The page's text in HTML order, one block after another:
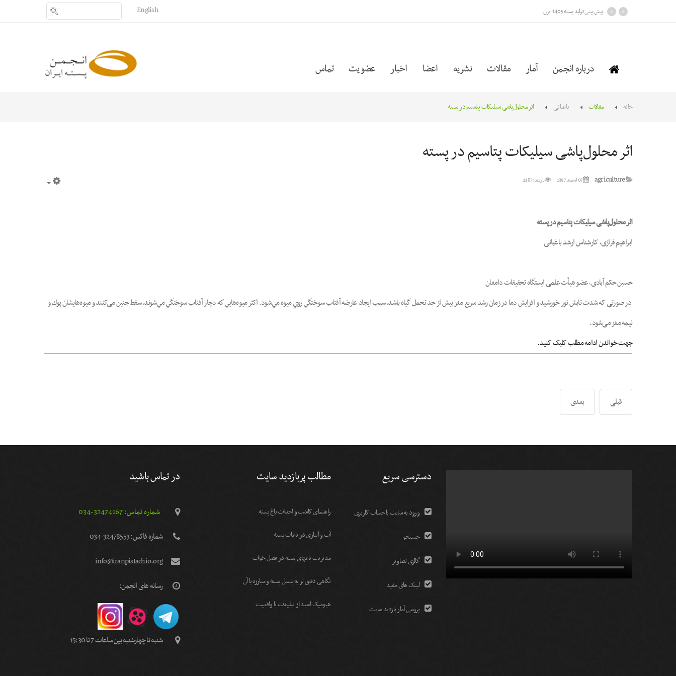
پیش بینی تولید پسته 1405 ایران ›
‹
English
درباره انجمن آمار مقالات نشریه اعضا اخبار عضویت تماس
خانه مقالات باغبانی اثر محلول‌پاشی سیلیکات پتاسیم در پسته
اثر محلول‌پاشی سیلیکات پتاسیم در پسته
agriculture 07 اسفند 1397 بازدید: 4187
اثر محلول‌پاشی سیلیکات پتاسیم در پسته
ابراهیم فرازی، کارشناس ارشد باغبانی
حسین حکم آبادی، عضو هیأت علمی ایستگاه تحقیقات دامغان
در صورتی که شدت تابش نور خورشيد و افزايش دما در زمان رشد سريع مغز بيش از حد تحمل گياه باشد، سبب ايجاد عارضه آفتاب سوختگي روي ميوه مي‌شود. اكثر ميوه‌هايي كه دچار آفتاب سوختگي مي‌شوند، سقط جنين می‌کنند و ميوه‌هایشان پوك و
نيمه مغز می‌شود.
جهت خواندن ادامه مطلب کلیک کنید.
قبلی بعدی
دسترسی سریع
ورود به سایت با حساب کاربری
جستجو
گالری تصاویر
لینک های مفید
بررسی آمار بازدید سایت
مطالب پربازدید سایت
راهنمای کاشت و احداث باغ پسته
آب و آبیاری در باغات پسته
مديريت باغهای پسته در فصل خواب
نگاهی دقیق تر به پسیل پسته و مبارزه با آن
هیومیک اسید از تبلیغات تا واقعیت
در تماس باشید
شماره تماس: 32474167-034
شماره فاكس: 32478553-034
info@iranpistachio.org
رسانه های انجمن:
شنبه تا چهارشنبه بین ساعات 7 تا 15:30